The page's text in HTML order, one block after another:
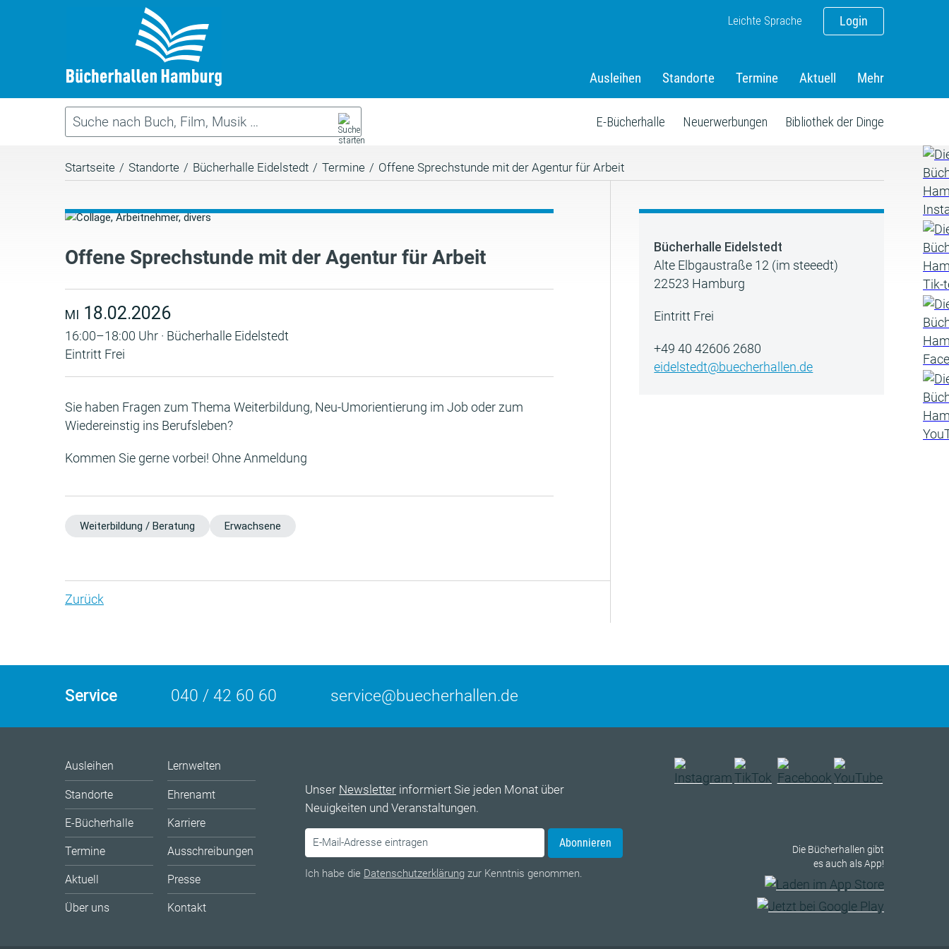
Login
Leichte Sprache
Ausleihen Standorte Termine Aktuell Mehr
E-Bücherhalle Neuerwerbungen Bibliothek der Dinge
Startseite / Standorte / Bücherhalle Eidelstedt / Termine / Offene Sprechstunde mit der Agentur für Arbeit
Offene Sprechstunde mit der Agentur für Arbeit
MI 18.02.2026
16:00–18:00 Uhr · Bücherhalle Eidelstedt
Eintritt Frei
Sie haben Fragen zum Thema Weiterbildung, Neu-Umorientierung im Job oder zum
Wiedereinstig ins Berufsleben?
Kommen Sie gerne vorbei! Ohne Anmeldung
Weiterbildung / Beratung Erwachsene
Zurück
Bücherhalle Eidelstedt
Alte Elbgaustraße 12 (im steeedt)
22523 Hamburg
Eintritt Frei
+49 40 42606 2680
eidelstedt@buecherhallen.de
Service 040 / 42 60 60 service@buecherhallen.de
Ausleihen
Standorte
E-Bücherhalle
Termine
Aktuell
Über uns
Lernwelten
Ehrenamt
Karriere
Ausschreibungen
Presse
Kontakt
Unser Newsletter informiert Sie jeden Monat über
Neuigkeiten und Veranstaltungen.
Abonnieren
Ich habe die Datenschutzerklärung zur Kenntnis genommen.
Die Bücherhallen gibt
es auch als App!